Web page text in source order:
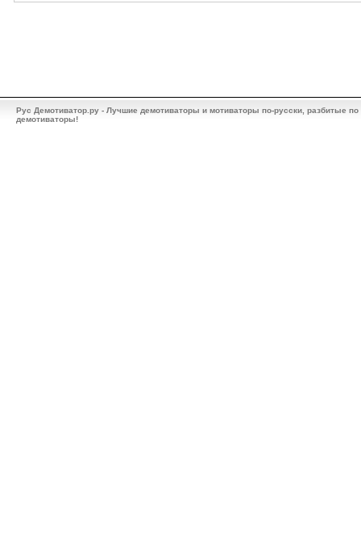
Рус Демотиватор.ру - Лучшие демотиваторы и мотиваторы по-русски, разбитые
демотиваторы!